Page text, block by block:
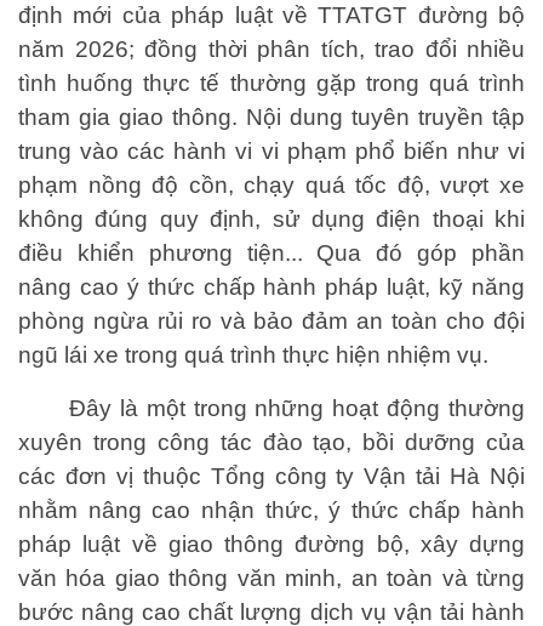
định mới của pháp luật về TTATGT đường bộ
năm 2026; đồng thời phân tích, trao đổi nhiều
tình huống thực tế thường gặp trong quá trình
tham gia giao thông. Nội dung tuyên truyền tập
trung vào các hành vi vi phạm phổ biến như vi
phạm nồng độ cồn, chạy quá tốc độ, vượt xe
không đúng quy định, sử dụng điện thoại khi
điều khiển phương tiện... Qua đó góp phần
nâng cao ý thức chấp hành pháp luật, kỹ năng
phòng ngừa rủi ro và bảo đảm an toàn cho đội
ngũ lái xe trong quá trình thực hiện nhiệm vụ.
Đây là một trong những hoạt động thường
xuyên trong công tác đào tạo, bồi dưỡng của
các đơn vị thuộc Tổng công ty Vận tải Hà Nội
nhằm nâng cao nhận thức, ý thức chấp hành
pháp luật về giao thông đường bộ, xây dựng
văn hóa giao thông văn minh, an toàn và từng
bước nâng cao chất lượng dịch vụ vận tải hành